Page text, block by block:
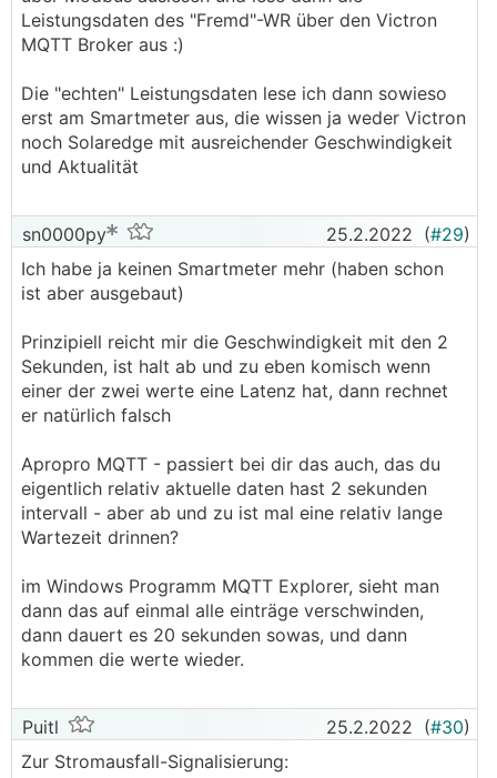
Leistungsdaten des "Fremd"-WR über den Victron
MQTT Broker aus :)
Die "echten" Leistungsdaten lese ich dann sowieso
erst am Smartmeter aus, die wissen ja weder Victron
noch Solaredge mit ausreichender Geschwindigkeit
und Aktualität
sn0000py 25.2.2022 (#29)
Ich habe ja keinen Smartmeter mehr (haben schon
ist aber ausgebaut)
Prinzipiell reicht mir die Geschwindigkeit mit den 2
Sekunden, ist halt ab und zu eben komisch wenn
einer der zwei werte eine Latenz hat, dann rechnet
er natürlich falsch
Apropro MQTT - passiert bei dir das auch, das du
eigentlich relativ aktuelle daten hast 2 sekunden
intervall - aber ab und zu ist mal eine relativ lange
Wartezeit drinnen?
im Windows Programm MQTT Explorer, sieht man
dann das auf einmal alle einträge verschwinden,
dann dauert es 20 sekunden sowas, und dann
kommen die werte wieder.
Puitl 25.2.2022 (#30)
Zur Stromausfall-Signalisierung: